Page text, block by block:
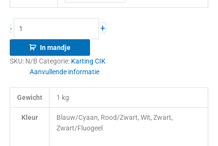
- +
In mandje
SKU: N/B Categorie: Karting CIK
Aanvullende informatie
Gewicht 1 kg
Kleur
Blauw/Cyaan, Rood/Zwart, Wit, Zwart,
Zwart/Fluogeel